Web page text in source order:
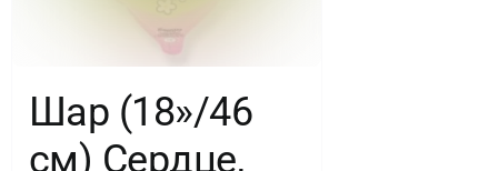
Шар (18»/46
см) Сердце,